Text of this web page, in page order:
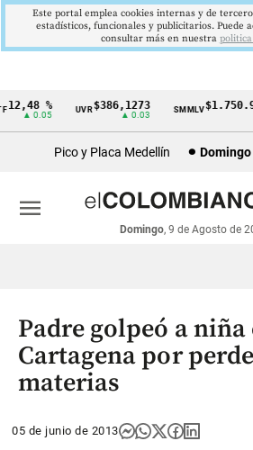
Cintillo
económicos
Colombia
%
▲ 0.05
UVR$386,1273
▲ 0.03
SMMLV
Pico y Placa Medellín Domingo
Domingo, 9 de Agosto de
menu
Padre golpeó a niña
Cartagena por
materias
05 de junio de 2013
Este portal emplea cookies internas y de
estadísticos, funcionales y publicitarios. Puede
consultar más en nuestra